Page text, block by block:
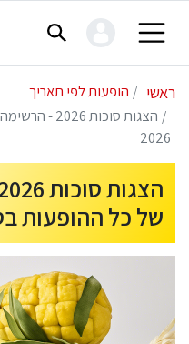
ראשי
הופעות לפי תאריך
הצגות
2026
של כל ההופעות